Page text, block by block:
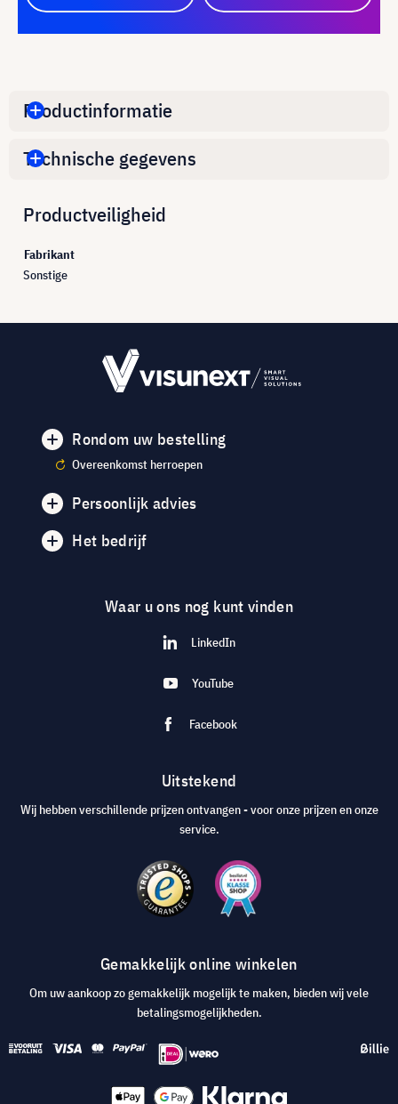
Productinformatie
Technische gegevens
Productveiligheid
Fabrikant
Sonstige
Rondom uw bestelling
Overeenkomst herroepen
Persoonlijk advies
Het bedrijf
Waar u ons nog kunt vinden
LinkedIn
YouTube
Facebook
Uitstekend
Wij hebben verschillende prijzen ontvangen - voor onze prijzen en onze
service.
Gemakkelijk online winkelen
Om uw aankoop zo gemakkelijk mogelijk te maken, bieden wij vele
betalingsmogelijkheden.